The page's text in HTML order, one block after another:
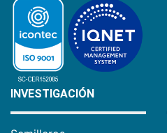
INVESTIGACIÓN